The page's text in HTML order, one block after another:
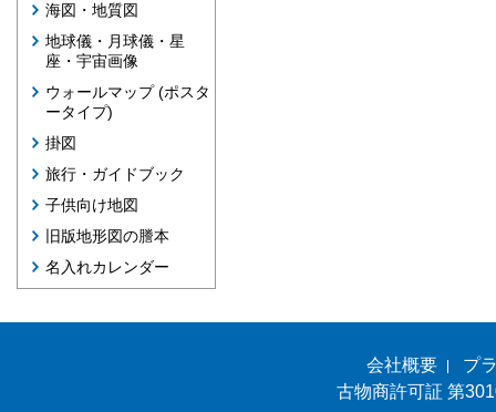
海図・地質図
地球儀・月球儀・星
座・宇宙画像
ウォールマップ (ポスタ
ータイプ)
掛図
旅行・ガイドブック
子供向け地図
旧版地形図の謄本
名入れカレンダー
会社概要
プ
古物商許可証 第